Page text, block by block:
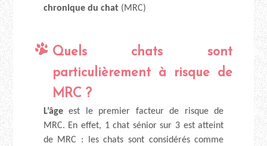
chronique du chat (MRC)
Quels chats sont
particulièrement à risque de
MRC ?
L’âgeest le premier facteur de risque de
MRC. En effet, 1 chat sénior sur 3 est atteint
de MRC : les chats sont considérés comme